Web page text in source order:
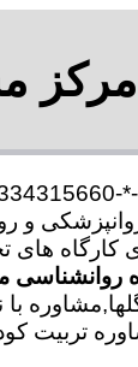
و
کارگاه
روانشناسی
با
تربیت